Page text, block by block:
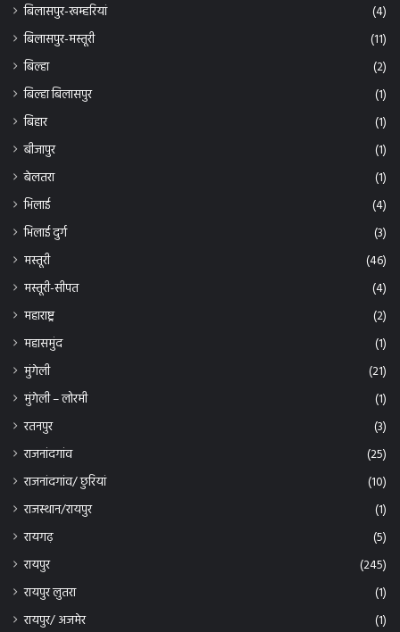
बिलासपुर-खम्हरियां
(4)
बिलासपुर-मस्तूरी
(11)
बिल्हा
(2)
बिल्हा बिलासपुर
(1)
बिहार
(1)
बीजापुर
(1)
बेलतरा
(1)
भिलाई
(4)
भिलाई दुर्ग
(3)
मस्तूरी
(46)
मस्तूरी-सीपत
(4)
महाराष्ट्र
(2)
महासमुंद
(1)
मुंगेली
(21)
मुंगेली – लोरमी
(1)
रतनपुर
(3)
राजनांदगांव
(25)
राजनांदगांव/ छुरियां
(10)
राजस्थान/रायपुर
(1)
रायगढ़
(5)
रायपुर
(245)
रायपुर लुतरा
(1)
रायपुर/ अजमेर
(1)